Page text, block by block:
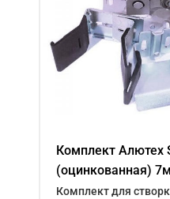
Комплект Алютех
(оцинкованная) 7м
Комплект для